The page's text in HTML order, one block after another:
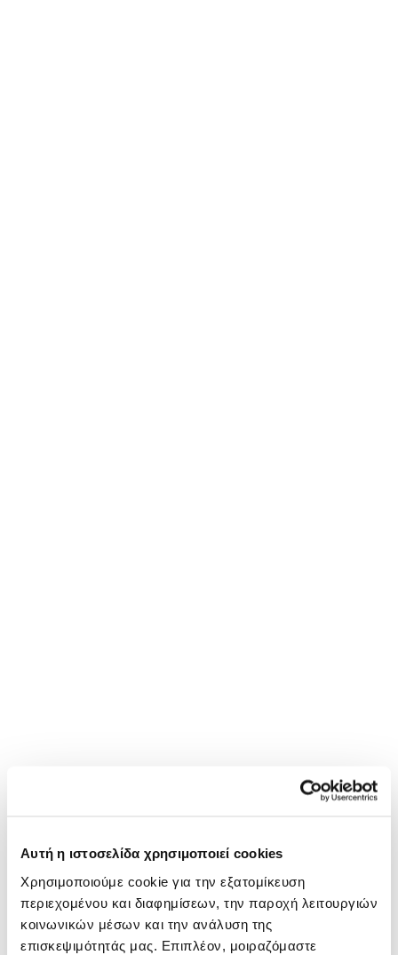
Αυτή η ιστοσελίδα χρησιμοποιεί cookies
Χρησιμοποιούμε cookie για την εξατομίκευση
περιεχομένου και διαφημίσεων, την παροχή λειτουργιών
κοινωνικών μέσων και την ανάλυση της
επισκεψιμότητάς μας. Επιπλέον, μοιραζόμαστε